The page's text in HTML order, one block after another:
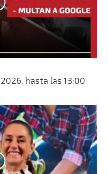
hasta las 13:00